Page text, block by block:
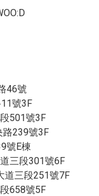
46號
號3F
501號3F
路239號3F
號E棟
三段301號6F
道三段251號7F
658號5F